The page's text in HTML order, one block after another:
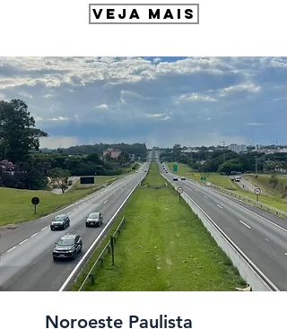
VEJA MAIS
Noroeste Paulista